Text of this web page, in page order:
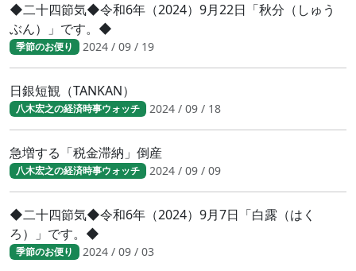
◆二十四節気◆令和6年（2024）9月22日「秋分（しゅう
ぶん）」です。◆
季節のお便り 2024 / 09 / 19
日銀短観（TANKAN）
八木宏之の経済時事ウォッチ 2024 / 09 / 18
急増する「税金滞納」倒産
八木宏之の経済時事ウォッチ 2024 / 09 / 09
◆二十四節気◆令和6年（2024）9月7日「白露（はく
ろ）」です。◆
季節のお便り 2024 / 09 / 03